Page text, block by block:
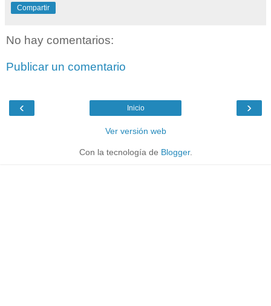
Compartir
No hay comentarios:
Publicar un comentario
‹ ›
Inicio
Ver versión web
Con la tecnología de Blogger.